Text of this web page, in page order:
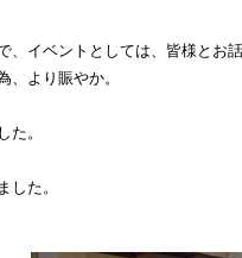
イベントとしては、皆様とお
、より賑やか。
た。
した。